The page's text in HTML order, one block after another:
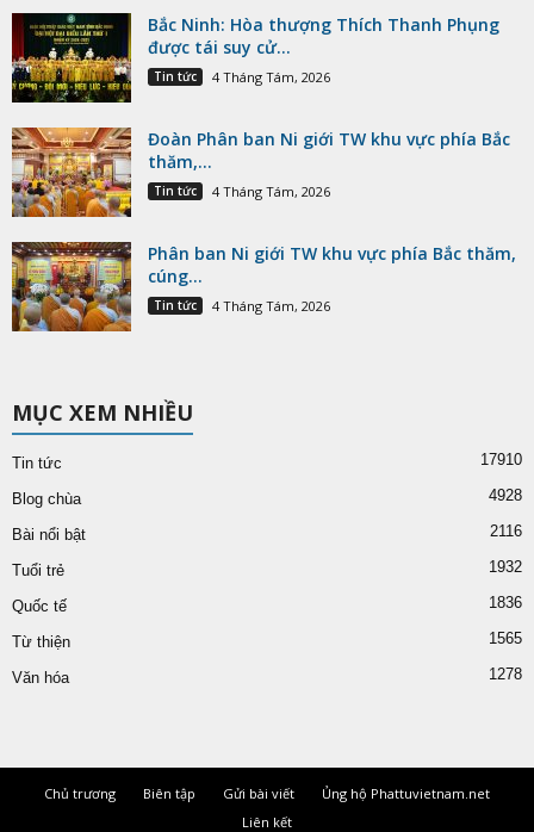
Bắc Ninh: Hòa thượng Thích Thanh Phụng
được tái suy cử...
Tin tức 4 Tháng Tám, 2026
Đoàn Phân ban Ni giới TW khu vực phía Bắc
thăm,...
Tin tức 4 Tháng Tám, 2026
Phân ban Ni giới TW khu vực phía Bắc thăm,
cúng...
Tin tức 4 Tháng Tám, 2026
MỤC XEM NHIỀU
Tin tức 17910
Blog chùa 4928
Bài nổi bật 2116
Tuổi trẻ 1932
Quốc tế 1836
Từ thiện 1565
Văn hóa 1278
Chủ trương Biên tập Gửi bài viết
Ủng hộ Phattuvietnam.net
Liên kết